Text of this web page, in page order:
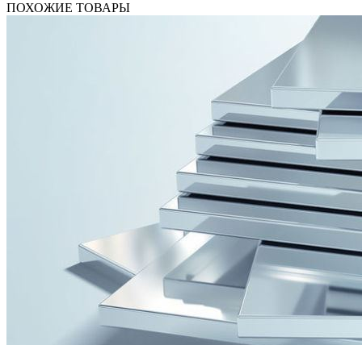
ПОХОЖИЕ ТОВАРЫ